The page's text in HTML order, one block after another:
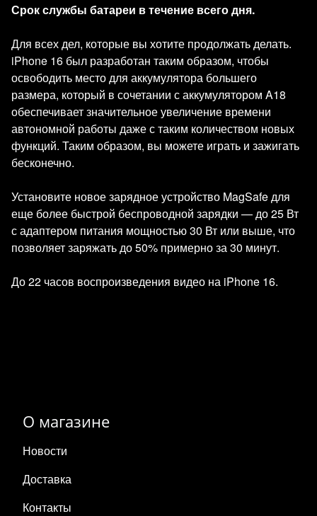
Срок службы батареи в течение всего дня.
Для всех дел, которые вы хотите продолжать делать.
iPhone 16 был разработан таким образом, чтобы
освободить место для аккумулятора большего
размера, который в сочетании с аккумулятором A18
обеспечивает значительное увеличение времени
автономной работы даже с таким количеством новых
функций. Таким образом, вы можете играть и зажигать
бесконечно.
Установите новое зарядное устройство MagSafe для
еще более быстрой беспроводной зарядки — до 25 Вт
с адаптером питания мощностью 30 Вт или выше, что
позволяет заряжать до 50% примерно за 30 минут.
До 22 часов воспроизведения видео на iPhone 16.
О магазине
Новости
Доставка
Контакты